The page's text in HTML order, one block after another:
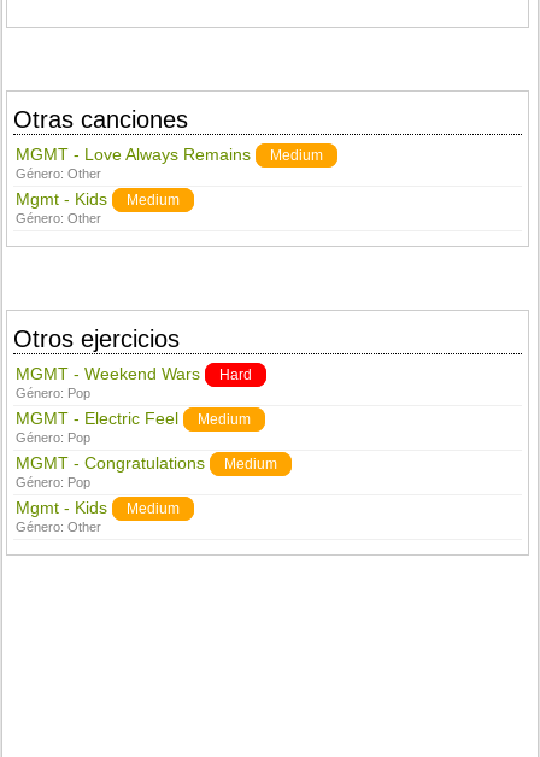
Otras canciones
MGMT - Love Always Remains Medium
Género:Other
Mgmt - Kids Medium
Género:Other
Otros ejercicios
MGMT - Weekend Wars Hard
Género: Pop
MGMT - Electric Feel Medium
Género: Pop
MGMT - Congratulations Medium
Género: Pop
Mgmt - Kids Medium
Género:Other